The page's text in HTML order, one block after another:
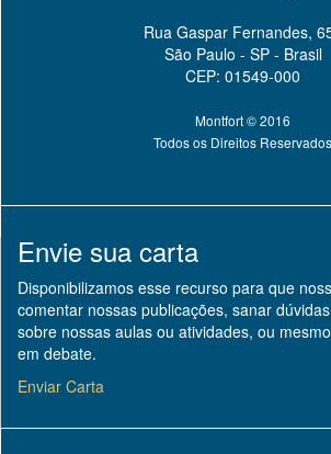
Rua Gaspar Fernandes,
São Paulo - SP - Brasil
CEP: 01549-000
Montfort © 2016
Todos os Direitos Reservados
Envie sua carta
Disponibilizamos esse recurso para que
comentar nossas publicações, sanar
sobre nossas aulas ou atividades, ou
em debate.
Enviar Carta